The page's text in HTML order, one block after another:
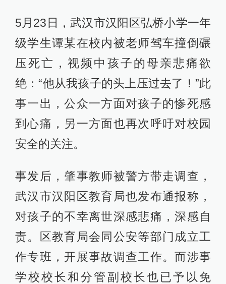
5月23日，武汉市汉阳区弘桥小学一年
级学生谭某在校内被老师驾车撞倒碾
压死亡，视频中孩子的母亲悲痛欲
绝：“他从我孩子的头上压过去了！”此
事一出，公众一方面对孩子的惨死感
到心痛，另一方面也再次呼吁对校园
安全的关注。
事发后，肇事教师被警方带走调查，
武汉市汉阳区教育局也发布通报称，
对孩子的不幸离世深感悲痛，深感自
责。区教育局会同公安等部门成立工
作专班，开展事故调查工作。而涉事
学校校长和分管副校长也已予以免